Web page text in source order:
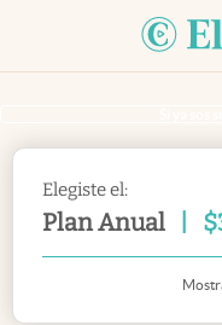
Elegiste el:
Plan Anual $